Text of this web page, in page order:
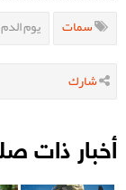
سمات يوم الدم
شارك
أخبار ذات